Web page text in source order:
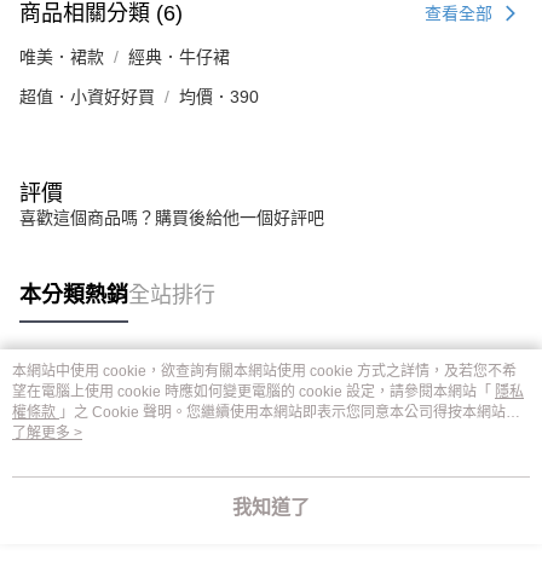
商品相關分類 (6) 查看全部
唯美．裙款 經典．牛仔裙
超值．小資好好買 均價．390
評價
喜歡這個商品嗎？購買後給他一個好評吧
本分類熱銷全站排行
熱門標籤
本網站中使用 cookie，欲查詢有關本網站使用 cookie 方式之詳情，及若您不希
望在電腦上使用 cookie 時應如何變更電腦的 cookie 設定，請參閱本網站「 隱私
權條款 」之 Cookie 聲明。您繼續使用本網站即表示您同意本公司得按本網站使
用條款之 Cookie 聲明使用 cookie。
了解更多 >
我知道了